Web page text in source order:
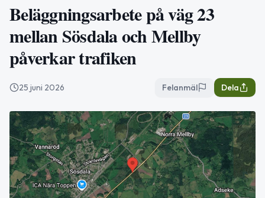
Beläggningsarbete på väg 23
mellan Sösdala och Mellby
påverkar trafiken
25 juni 2026 Felanmäl Dela